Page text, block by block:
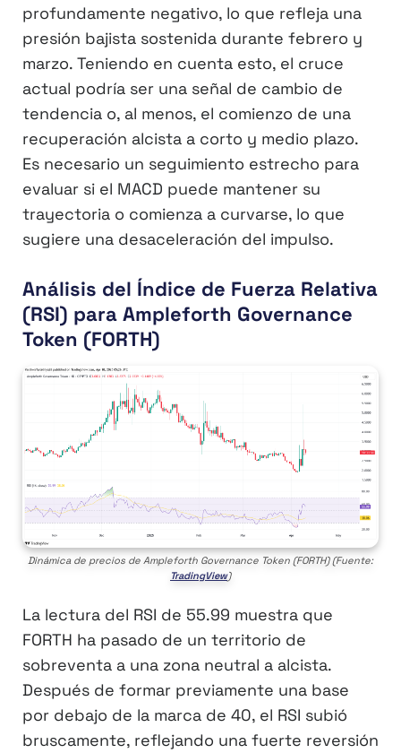
profundamente negativo, lo que refleja una
presión bajista sostenida durante febrero y
marzo. Teniendo en cuenta esto, el cruce
actual podría ser una señal de cambio de
tendencia o, al menos, el comienzo de una
recuperación alcista a corto y medio plazo.
Es necesario un seguimiento estrecho para
evaluar si el MACD puede mantener su
trayectoria o comienza a curvarse, lo que
sugiere una desaceleración del impulso.
Análisis del Índice de Fuerza Relativa
(RSI) para Ampleforth Governance
Token (FORTH)
Dinámica de precios de Ampleforth Governance Token (FORTH) (Fuente:
TradingView)
La lectura del RSI de 55.99 muestra que
FORTH ha pasado de un territorio de
sobreventa a una zona neutral a alcista.
Después de formar previamente una base
por debajo de la marca de 40, el RSI subió
bruscamente, reflejando una fuerte reversión